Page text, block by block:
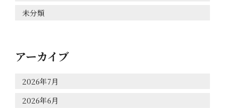
未分類
アーカイブ
2026年7月
2026年6月